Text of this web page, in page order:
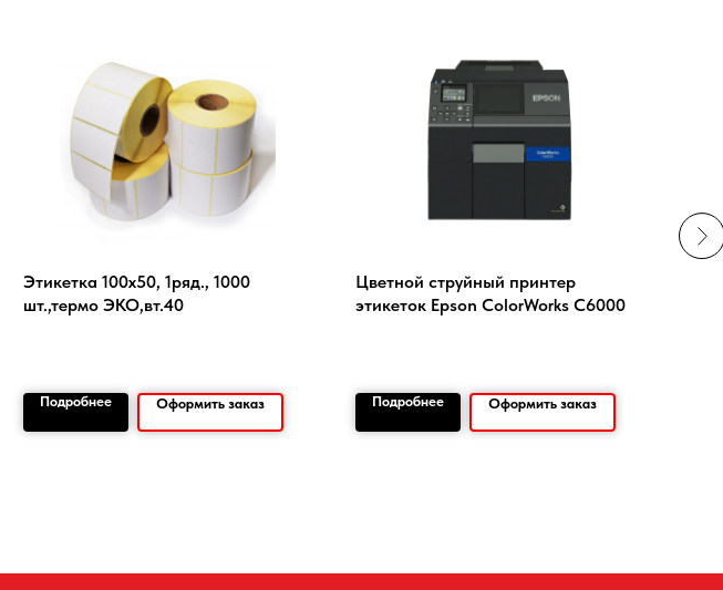
Этикетка 100х50, 1ряд., 1000
шт.,термо ЭКО,вт.40
Подробнее Оформить заказ
Цветной струйный принтер
этикеток Epson ColorWorks C6000
Подробнее Оформить заказ